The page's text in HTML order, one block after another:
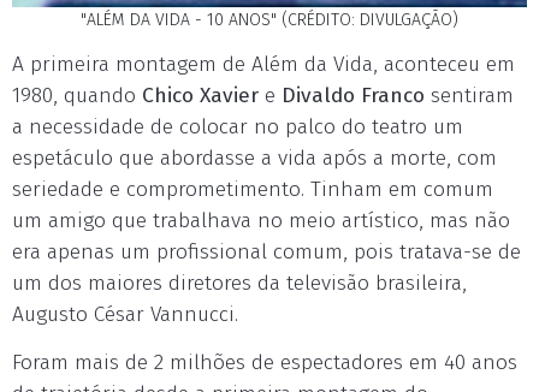
"ALÉM DA VIDA - 10 ANOS" (CRÉDITO: DIVULGAÇÃO)
A primeira montagem de Além da Vida, aconteceu em
1980, quando Chico Xavier e Divaldo Franco sentiram
a necessidade de colocar no palco do teatro um
espetáculo que abordasse a vida após a morte, com
seriedade e comprometimento. Tinham em comum
um amigo que trabalhava no meio artístico, mas não
era apenas um profissional comum, pois tratava-se de
um dos maiores diretores da televisão brasileira,
Augusto César Vannucci.
Foram mais de 2 milhões de espectadores em 40 anos